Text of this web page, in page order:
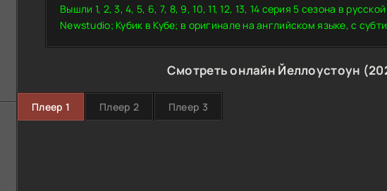
Вышли 1, 2, 3, 4, 5, 6, 7, 8, 9, 10, 11, 12, 13, 14 серия 5 сезона в
Newstudio; Кубик в Кубе; в оригинале на английском языке, с
Смотреть онлайн Йеллоустоун
Плеер 1 Плеер 2 Плеер 3